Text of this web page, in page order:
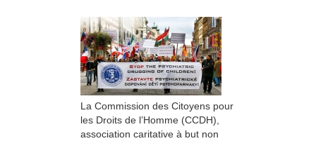
La Commission des Citoyens pour
les Droits de l’Homme (CCDH),
association caritative à but non